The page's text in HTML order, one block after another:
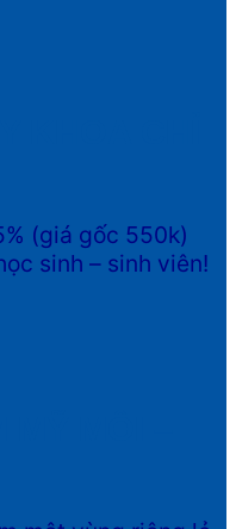
(giá gốc 550k)
sinh – sinh viên!